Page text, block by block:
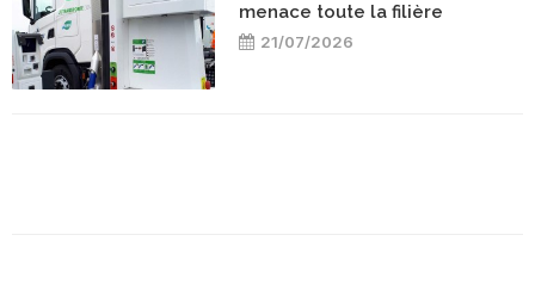
menace toute la filière
21/07/2026